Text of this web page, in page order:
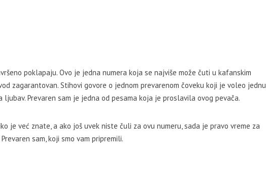
poklapaju. Ovo je jedna numera koja se najviše može čuti u kafanskim
zagarantovan. Stihovi govore o jednom prevarenom čoveku koji je voleo jednu
Prevaren sam je jedna od pesama koja je proslavila ovog pevača.
je već znate, a ako još uvek niste čuli za ovu numeru, sada je pravo vreme za
sam, koji smo vam pripremili.